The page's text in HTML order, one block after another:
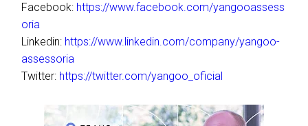
Facebook: https://www.facebook.com/yangooassess
oria
Linkedin: https://www.linkedin.com/company/yangoo-
assessoria
Twitter: https://twitter.com/yangoo_oficial